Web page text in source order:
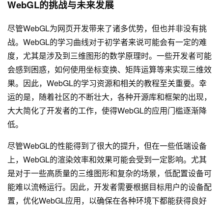
WebGL的挑战与未来发展
尽管WebGL为网页开发带来了诸多优势，但也并非没有挑
战。WebGL的学习曲线对于初学者来说可能会有一定的难
度，尤其是涉及到三维图形的数学原理时。一些开发者可能
会感到困惑，如何使用坐标变换、矩阵运算等来实现三维效
果。因此，WebGL的学习资源和相关的教程至关重要。幸
运的是，随着社区的不断壮大，各种开源库和框架的出现，
大大简化了开发者的工作，使得WebGL的应用门槛逐渐降
低。
尽管WebGL的性能得到了很大的提升，但在一些低端设备
上，WebGL的渲染效率和效果可能会受到一定影响。尤其
是对于一些高质量的三维图形和复杂的场景，低配置设备可
能难以流畅运行。因此，开发者需要根据目标用户的设备配
置，优化WebGL应用，以确保在各种环境下都能获得良好